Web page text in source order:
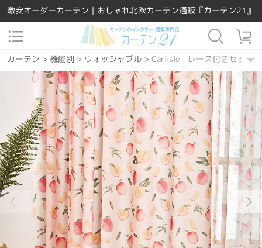
激安オーダーカーテン｜おしゃれ北欧カーテン通販『カーテン21』
カーテン > 機能別> ウォッシャブル> Carlisle レース付きセット
カーテン>場所で選ぶ>リビング>Carlisle レース付きセット
> 場所で選ぶ> 寝室> Carlisle レース付きセット
カーテン> 場所で選ぶ> ダイニング・キッチン >Carlisle レース付
カーテン> デザインテイスト>洋風> Carlisle レース付きセット
カーテン>素材 >ポリエステル >Carlisle レース付きセット
カーテン >機能別 >UVカット>Carlisle レース付きセット
カーテン>カーテンの種類 >レース付きセット > Carlisle レース
カーテン> 柄>その他>Carlisle レース付きセット
カーテン > 機能別> 遮熱保温 >Carlisle レース付きセット
カーテン > デザインテイスト >ハワイアン> Carlisle レース付き
> カラー> イエロー
Carlisle レース付きセット
カーテン >カラー>ピンク>Carlisle レース付きセット